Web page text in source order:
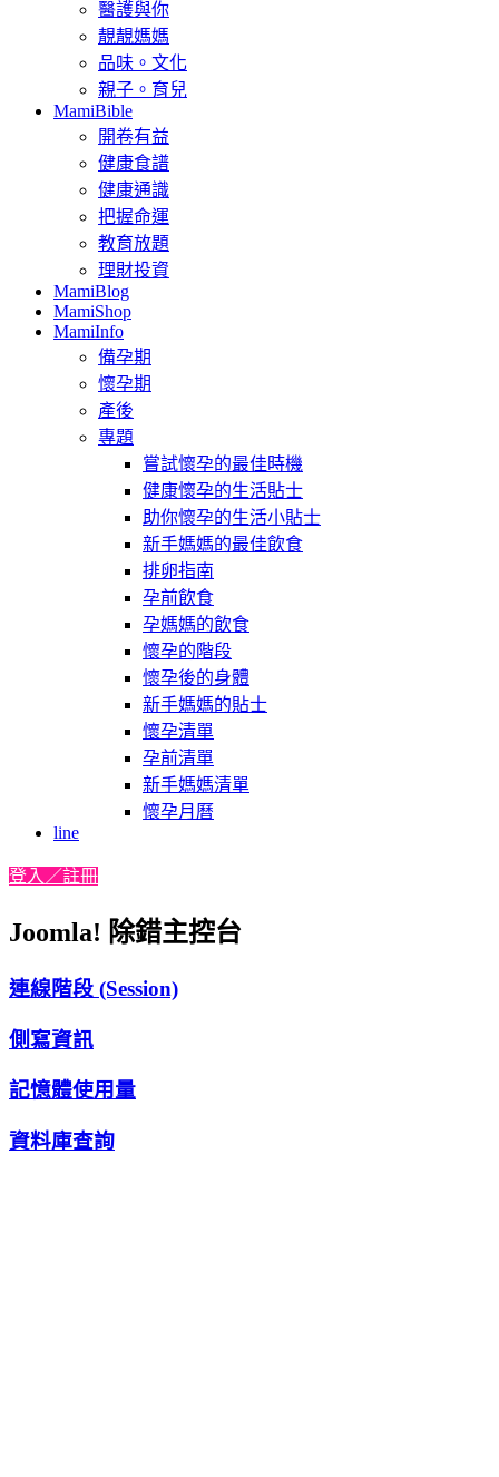
醫護與你
靚靚媽媽
品味。文化
親子。育兒
MamiBible
開卷有益
健康食譜
健康通識
把握命運
教育放題
理財投資
MamiBlog
MamiShop
MamiInfo
備孕期
懷孕期
產後
專題
嘗試懷孕的最佳時機
健康懷孕的生活貼士
助你懷孕的生活小貼士
新手媽媽的最佳飲食
排卵指南
孕前飲食
孕媽媽的飲食
懷孕的階段
懷孕後的身體
新手媽媽的貼士
懷孕清單
孕前清單
新手媽媽清單
懷孕月曆
line
登入／註冊
Joomla! 除錯主控台
連線階段 (Session)
側寫資訊
記憶體使用量
資料庫查詢